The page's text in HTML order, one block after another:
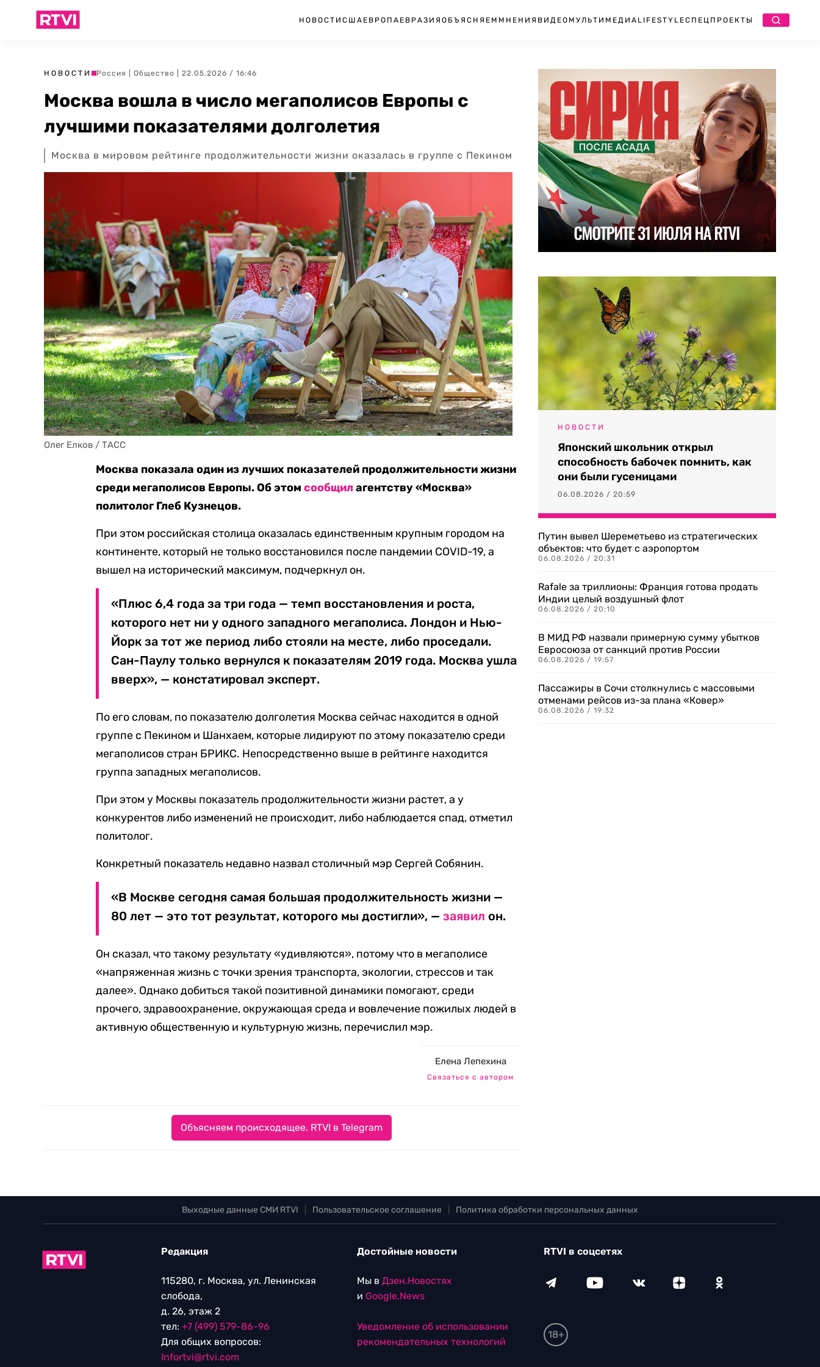
НОВОСТИ США ЕВРОПА ЕВРАЗИЯ ОБЪЯСНЯЕМ МНЕНИЯ ВИДЕО МУЛЬТИМЕДИА LIFESTYLEСПЕЦПРОЕКТЫ
НОВОСТИ Россия Общество | 22.05.2026 / 16:46
Москва вошла в число мегаполисов Европы с
лучшими показателями долголетия
Москва в мировом рейтинге продолжительности жизни оказалась в группе с Пекином
Олег Елков / ТАСС
Москва показала один из лучших показателей продолжительности жизни
среди мегаполисов Европы. Об этомсообщилагентству «Москва»
политолог Глеб Кузнецов.
При этом российская столица оказалась единственным крупным городом на
континенте, который не только восстановился после пандемии COVID-19, а
вышел на исторический максимум, подчеркнул он.
«Плюс 6,4 года за три года — темп восстановления и роста,
которого нет ни у одного западного мегаполиса. Лондон и Нью-
Йорк за тот же период либо стояли на месте, либо проседали.
Сан-Паулу только вернулся к показателям 2019 года. Москва ушла
вверх», — констатировал эксперт.
По его словам, по показателю долголетия Москва сейчас находится в одной
группе с Пекином и Шанхаем, которые лидируют по этому показателю среди
мегаполисов стран БРИКС. Непосредственно выше в рейтинге находится
группа западных мегаполисов.
При этом у Москвы показатель продолжительности жизни растет, а у
конкурентов либо изменений не происходит, либо наблюдается спад, отметил
политолог.
Конкретный показатель недавно назвал столичный мэр Сергей Собянин.
«В Москве сегодня самая большая продолжительность жизни —
80 лет — это тот результат, которого мы достигли», —заявил он.
Он сказал, что такому результату «удивляются», потому что в мегаполисе
«напряженная жизнь с точки зрения транспорта, экологии, стрессов и так
далее». Однако добиться такой позитивной динамики помогают, среди
прочего, здравоохранение, окружающая среда и вовлечение пожилых людей в
активную общественную и культурную жизнь, перечислил мэр.
Елена Лепехина
Связаться с автором
Объясняем происходящее. RTVI в Telegram
НОВОСТИ
Японский школьник открыл
способность бабочек помнить, как
они были гусеницами
06.08.2026 / 20:59
Путин вывел Шереметьево из стратегических
объектов: что будет с аэропортом
06.08.2026 / 20:31
Rafale за триллионы: Франция готова продать
Индии целый воздушный флот
06.08.2026 / 20:10
В МИД РФ назвали примерную сумму убытков
Евросоюза от санкций против России
06.08.2026 / 19:57
Пассажиры в Сочи столкнулись с массовыми
отменами рейсов из-за плана «Ковер»
06.08.2026 / 19:32
Выходные данные СМИ RTVI Пользовательское соглашение Политика обработки персональных данных
Редакция
115280, г. Москва, ул. Ленинская
слобода,
д. 26, этаж 2
тел: +7 (499) 579-86-96
Для общих вопросов:
Infortvi@rtvi.com
Достойные новости
Мы в Дзен.Новостях
и Google.News
Уведомление об использовании
рекомендательных технологий
RTVI в соцсетях
18+